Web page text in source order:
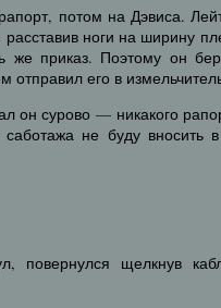
потом на Дэвиса.
расставив ноги на ширину
же приказ. Поэтому он
отправил его в
он сурово — никакого
саботажа не буду вносить
повернулся щелкнув